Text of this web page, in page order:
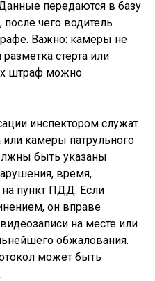
передаются в базу
чего водитель
Важно: камеры не
стерта или
штраф можно
инспектором служат
или камеры патрульного
быть указаны
время,
пункт ПДД. Если
он вправе
на месте или
обжалования.
может быть